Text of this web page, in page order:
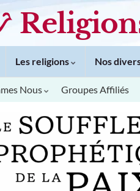
Les religions Nos
Nous Groupes Affiliés